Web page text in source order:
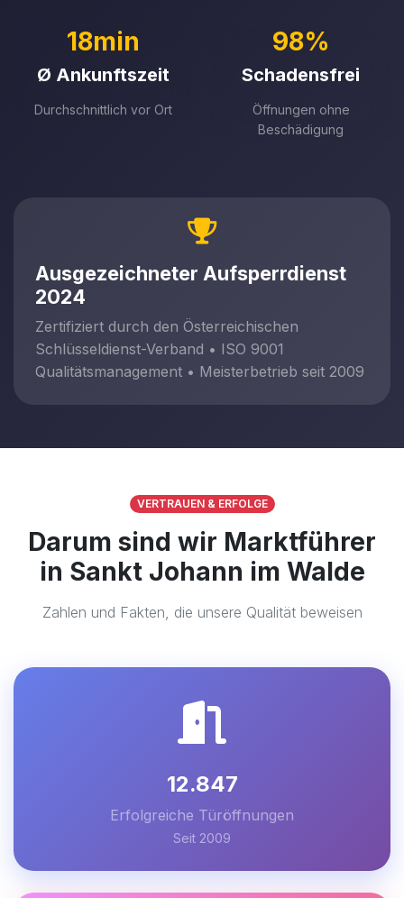
18min
Ø Ankunftszeit
Durchschnittlich vor Ort
98%
Schadensfrei
Öffnungen ohne
Beschädigung
Ausgezeichneter Aufsperrdienst
2024
Zertifiziert durch den Österreichischen
Schlüsseldienst-Verband • ISO 9001
Qualitätsmanagement • Meisterbetrieb seit 2009
VERTRAUEN & ERFOLGE
Darum sind wir Marktführer
in Sankt Johann im Walde
Zahlen und Fakten, die unsere Qualität beweisen
12.847
Erfolgreiche Türöffnungen
Seit 2009